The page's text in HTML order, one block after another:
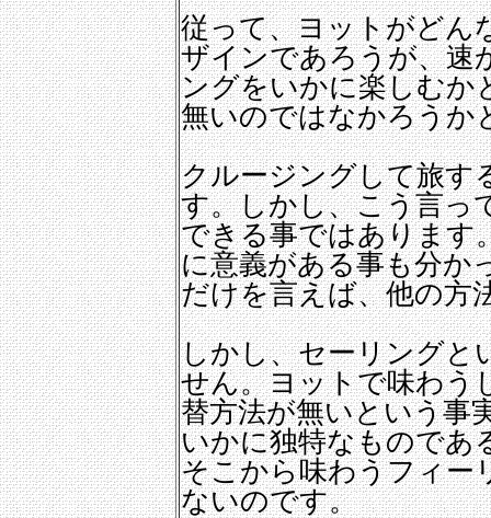
従って、ヨットがどん
ザインであろうが、速
ングをいかに楽しむか
無いのではなかろうか
クルージングして旅す
す。しかし、こう言っ
できる事ではあります
に意義がある事も分か
だけを言えば、他の方
しかし、セーリングと
せん。ヨットで味わう
替方法が無いという事
いかに独特なものであ
そこから味わうフィー
ないのです。